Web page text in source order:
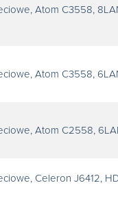
Atom C3558,
Atom C3558,
Atom C2558,
Celeron J6412,